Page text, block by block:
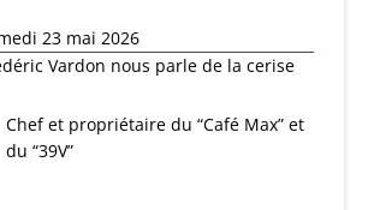
23 mai 2026
Vardon nous parle de la cerise
Chef et propriétaire du “Café Max” et
du “39V”